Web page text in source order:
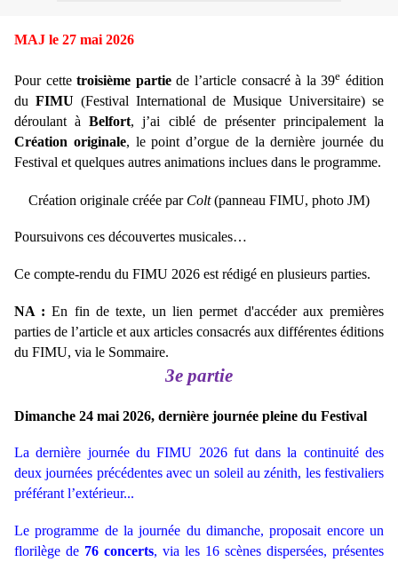
MAJ le 27 mai 2026
Pour cettetroisième partiede l’article consacré à la 39e édition
du FIMU (Festival International de Musique Universitaire) se
déroulant àBelfort, j’ai ciblé de présenter principalement la
Création originale, le point d’orgue de la dernière journée du
Festival et quelques autres animations inclues dans le programme.
Création originale créée par Colt(panneau FIMU, photo JM)
Poursuivons ces découvertes musicales…
Ce compte-rendu du FIMU 2026 est rédigé en plusieurs parties.
NA :En fin de texte, un lien permet d'accéder aux premières
parties de l’article et aux articles consacrés aux différentes éditions
du FIMU, via le Sommaire.
3e partie
Dimanche 24 mai 2026, dernière journée pleine du Festival
La dernière journée du FIMU 2026 fut dans la continuité des
deux journées précédentes avec un soleil au zénith, les festivaliers
préférant l’extérieur...
Le programme de la journée du dimanche, proposait encore un
florilège de 76 concerts, via les 16 scènes dispersées, présentes